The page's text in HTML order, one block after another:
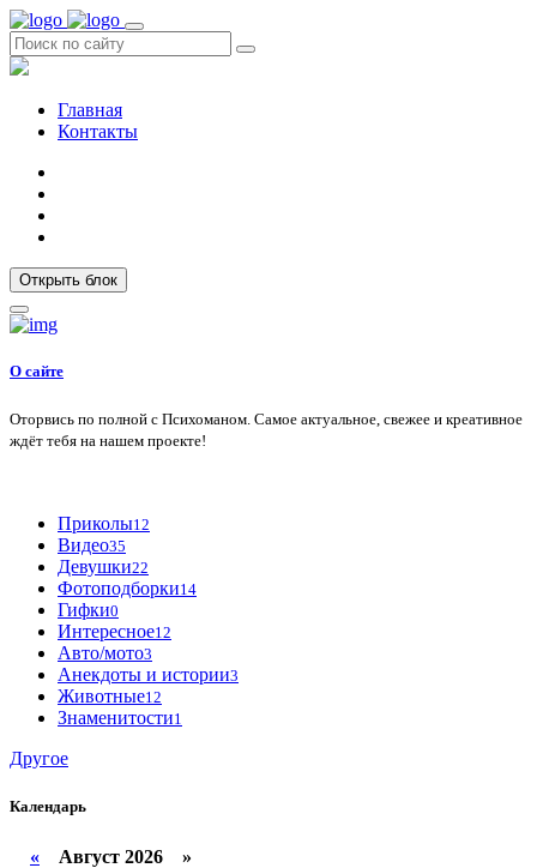
Главная
Контакты
Открыть блок
О сайте
Оторвись по полной с Психоманом. Самое актуальное, свежее и креативное
ждёт тебя на нашем проекте!
Приколы12
Видео35
Девушки22
Фотоподборки14
Гифки0
Интересное12
Авто/мото3
Анекдоты и истории3
Животные12
Знаменитости1
Другое
Календарь
« Август 2026 »